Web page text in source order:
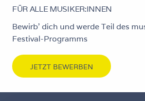
FÜR ALLE MUSIKER:INNEN
Bewirb' dich und werde Teil des
Festival-Programms
JETZT BEWERBEN